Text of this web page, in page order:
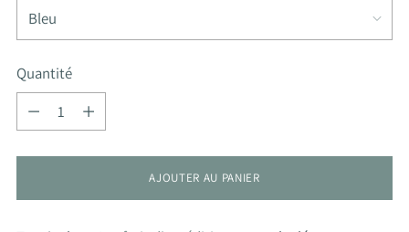
Quantité
Quantité
AJOUTER AU PANIER